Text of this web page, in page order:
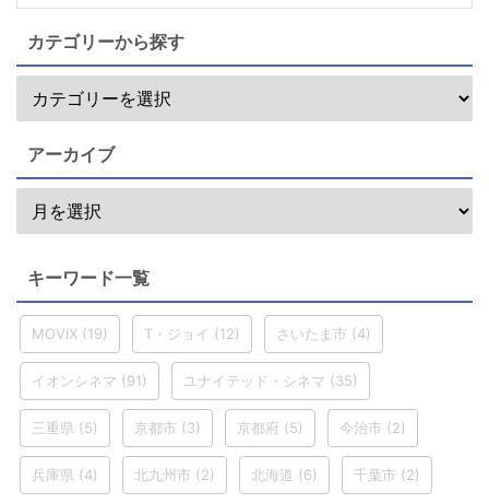
カテゴリーから探す
アーカイブ
キーワード一覧
MOVIX (19) T・ジョイ (12) さいたま市 (4)
イオンシネマ (91) ユナイテッド・シネマ (35)
三重県 (5) 京都市 (3) 京都府 (5) 今治市 (2)
兵庫県 (4) 北九州市 (2) 北海道 (6) 千葉市 (2)